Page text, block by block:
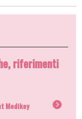
riferimenti
Medikey